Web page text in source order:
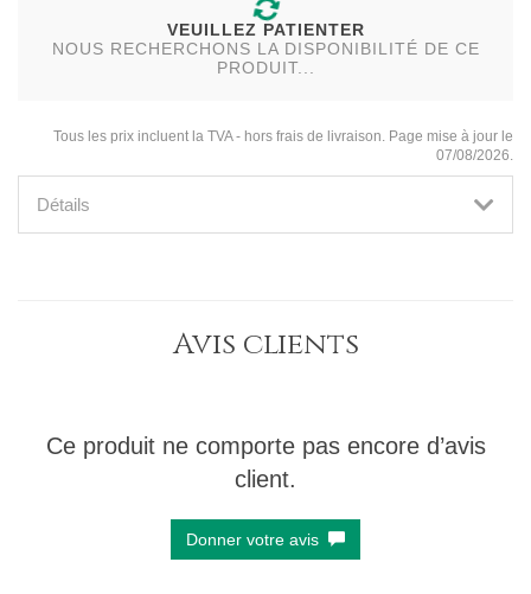
VEUILLEZ PATIENTER
NOUS RECHERCHONS LA DISPONIBILITÉ DE CE
PRODUIT...
Tous les prix incluent la TVA - hors frais de livraison. Page mise à jour le
07/08/2026.
Détails
Avis clients
Ce produit ne comporte pas encore d’avis
client.
Donner votre avis